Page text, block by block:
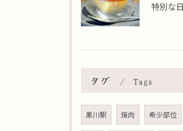
タグ Tags
黒川駅 焼肉 希少部位